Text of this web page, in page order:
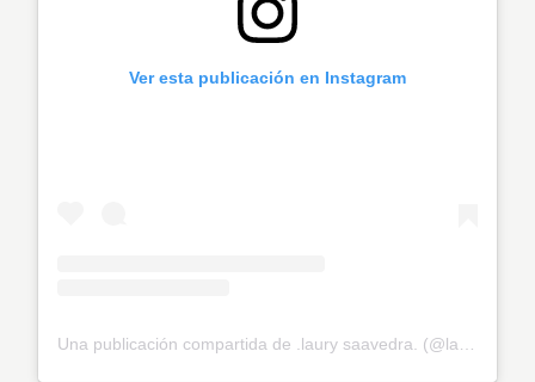
Ver esta publicación en Instagram